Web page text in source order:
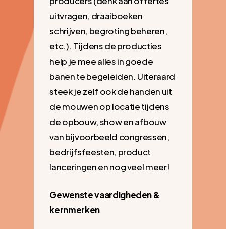
uitvragen, draaiboeken
schrijven, begroting beheren,
etc.). Tijdens de producties
help je mee alles in goede
banen te begeleiden. Uiteraard
steek je zelf ook de handen uit
de mouwen op locatie tijdens
de opbouw, show en afbouw
van bijvoorbeeld congressen,
bedrijfsfeesten, product
lanceringen en nog veel meer!
Gewenste vaardigheden &
kernmerken